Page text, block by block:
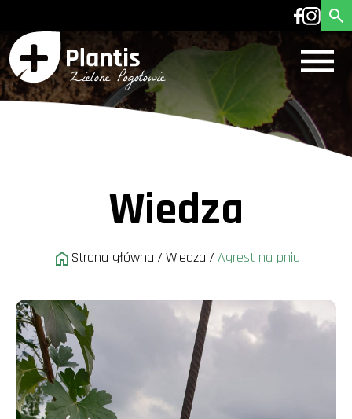
Wiedza
Strona główna / Wiedza / Agrest na pniu